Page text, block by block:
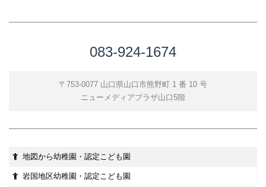
083-924-1674
〒753-0077 山口県山口市熊野町 1 番 10 号
ニューメディアプラザ山口5階
地図から幼稚園・認定こども園
岩国地区幼稚園・認定こども園